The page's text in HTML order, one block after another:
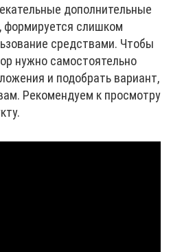
дополнительные
формируется слишком
средствами. Чтобы
нужно самостоятельно
и подобрать вариант,
Рекомендуем к просмотру